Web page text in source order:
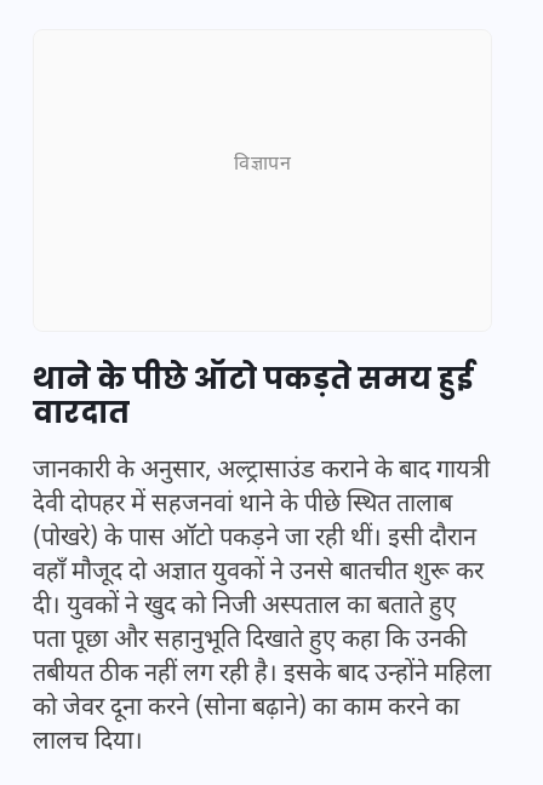
विज्ञापन
थाने के पीछे ऑटो पकड़ते समय हुई
वारदात
जानकारी के अनुसार, अल्ट्रासाउंड कराने के बाद गायत्री
देवी दोपहर में सहजनवां थाने के पीछे स्थित तालाब
(पोखरे) के पास ऑटो पकड़ने जा रही थीं। इसी दौरान
वहाँ मौजूद दो अज्ञात युवकों ने उनसे बातचीत शुरू कर
दी। युवकों ने खुद को निजी अस्पताल का बताते हुए
पता पूछा और सहानुभूति दिखाते हुए कहा कि उनकी
तबीयत ठीक नहीं लग रही है। इसके बाद उन्होंने महिला
को जेवर दूना करने (सोना बढ़ाने) का काम करने का
लालच दिया।